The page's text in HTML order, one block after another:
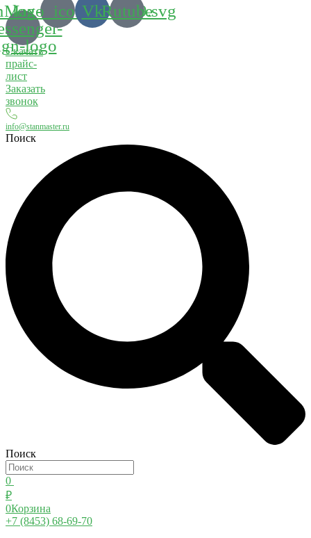
Max-
logo
VkRutube
Скачать
прайс-
лист
Заказать
звонок
info@stanmaster.ru
Поиск
Поиск
0
₽
0Корзина
+7 (8453) 68-69-70